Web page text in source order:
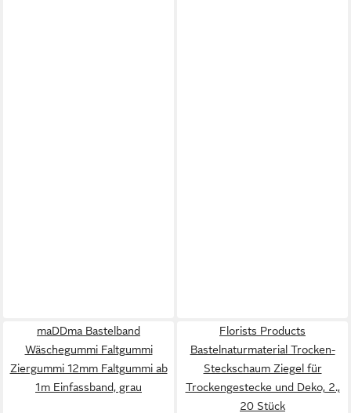
maDDma Bastelband
Wäschegummi Faltgummi
Ziergummi 12mm Faltgummi ab
1m Einfassband, grau
Florists Products
Bastelnaturmaterial Trocken-
Steckschaum Ziegel für
Trockengestecke und Deko, 2.,
20 Stück